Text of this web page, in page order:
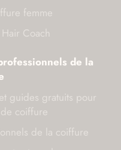
femme
Coach
de la
guides gratuits pour
coiffure
de la coiffure